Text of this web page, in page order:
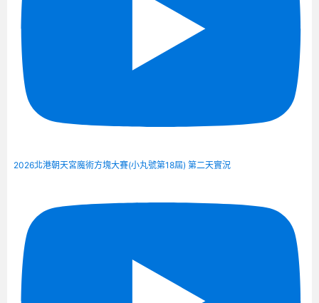
2026北港朝天宮魔術方塊大賽(小丸號第18屆) 第二天實況